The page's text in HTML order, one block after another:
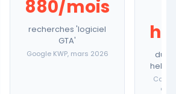
880/mois
recherches 'logiciel
GTA'
Google KWP, mars 2026
Code
art.